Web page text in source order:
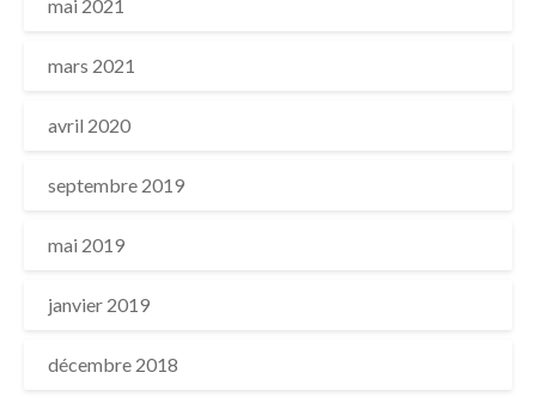
mai 2021
mars 2021
avril 2020
septembre 2019
mai 2019
janvier 2019
décembre 2018